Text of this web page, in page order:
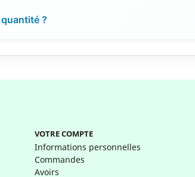
?
VOTRE COMPTE
Informations personnelles
Commandes
Avoirs